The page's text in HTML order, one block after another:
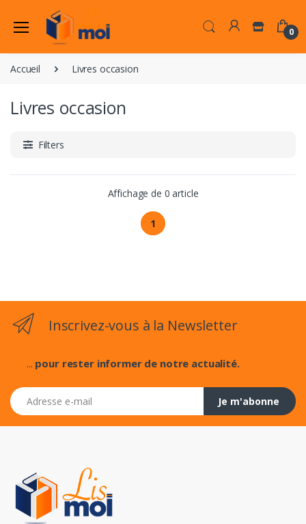
0
Accueil Livres occasion
Livres occasion
Filters
Affichage de 0 article
1
Inscrivez-vous à la Newsletter
... pour rester informer de notre actualité.
Adresse e-mail
Je m'abonne